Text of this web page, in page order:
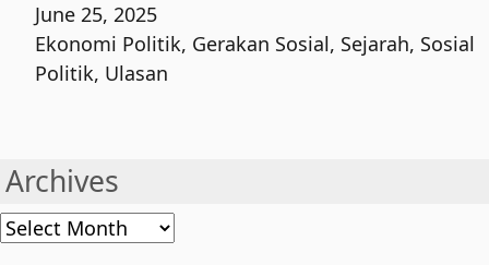
June 25, 2025
Ekonomi Politik, Gerakan Sosial, Sejarah, Sosial
Politik, Ulasan
Archives
Archives